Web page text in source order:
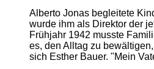
Alberto Jonas begleitete
wurde ihm als Direktor der
Frühjahr 1942 musste
es, den Alltag zu
sich Esther Bauer. "Mein